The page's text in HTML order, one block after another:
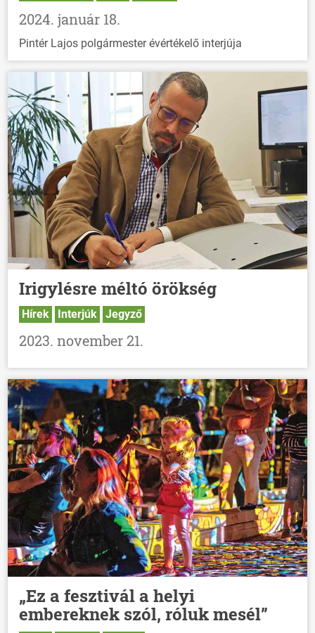
2024. január 18.
Pintér Lajos polgármester évértékelő interjúja
Irigylésre méltó örökség
Hírek Interjúk Jegyző
2023. november 21.
„Ez a fesztivál a helyi
embereknek szól, róluk mesél”